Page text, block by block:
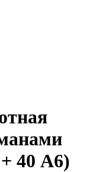
40 А6)